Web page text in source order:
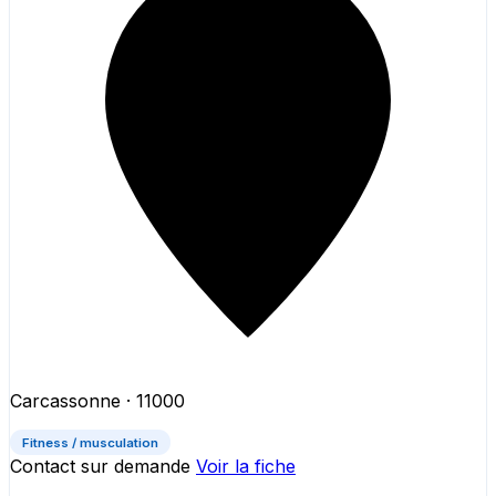
Carcassonne · 11000
Fitness / musculation
Contact sur demande Voir la fiche